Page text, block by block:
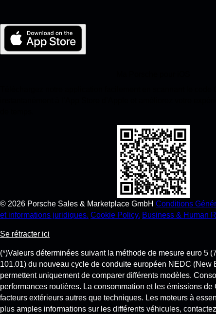
© 2026 Porsche Sales & Marketplace GmbH Conditions
et informations juridiques. Cookie Policy. Business & Human
Se rétracter ici
(*)Valeurs déterminées suivant la méthode de mesure euro 5
101.01) du nouveau cycle de conduite européen NEDC
permettent uniquement de comparer différents modèles.
performances routières. La consommation et les émissions
facteurs extérieurs autres que techniques. Les moteurs à
plus amples informations sur les différents véhicules,